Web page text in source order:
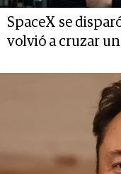
SpaceX se
volvió a cruzar